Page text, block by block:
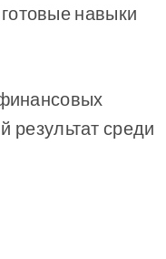
навыки
результат среди